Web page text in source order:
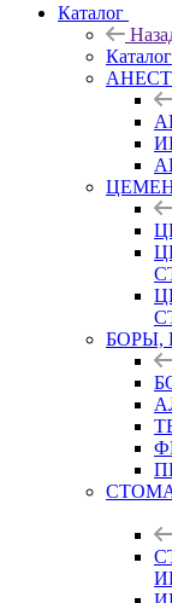
Каталог
Каталог
БОРЫ,